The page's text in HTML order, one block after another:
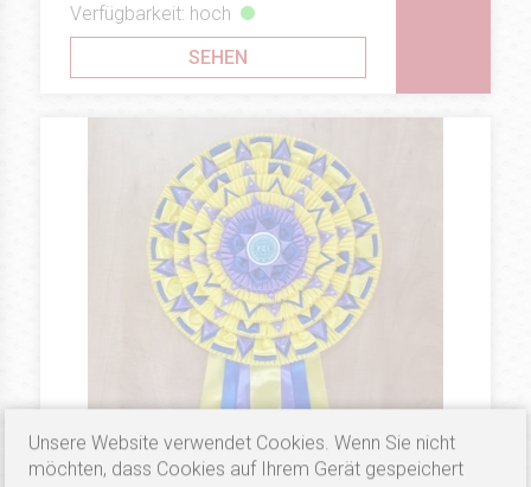
Verfügbarkeit: hoch
SEHEN
Unsere Website verwendet Cookies. Wenn Sie nicht
möchten, dass Cookies auf Ihrem Gerät gespeichert